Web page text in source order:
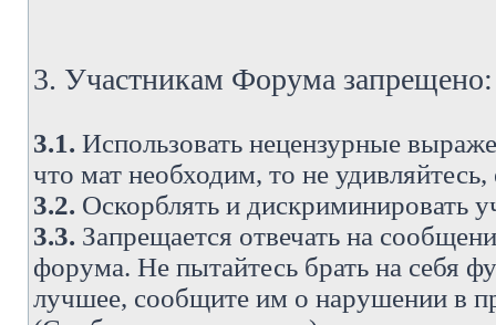
3. Участникам Форума запрещено:
3.1. Использовать нецензурные
что мат необходим, то не
3.2. Оскорблять и дискриминировать
3.3. Запрещается отвечать на
форума. Не пытайтесь брать на себя
лучшее, сообщите им о нарушении в